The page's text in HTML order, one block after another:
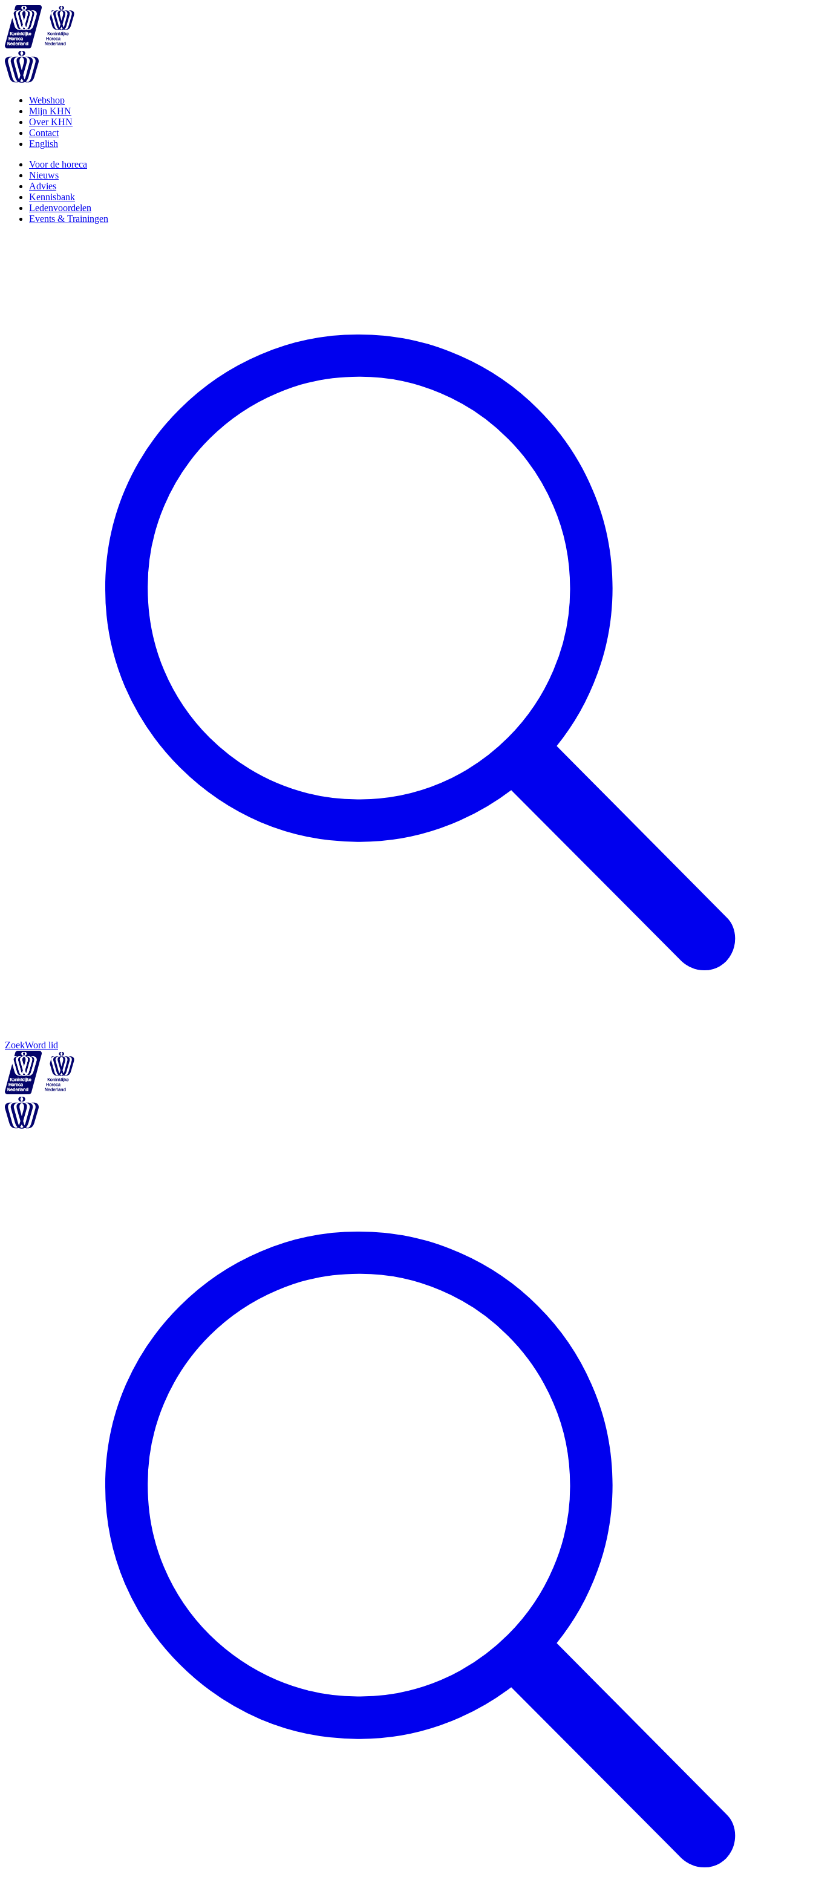
Webshop
Mijn KHN
Over KHN
Contact
English
Voor de horeca
Nieuws
Advies
Kennisbank
Ledenvoordelen
Events & Trainingen
ZoekWord lid